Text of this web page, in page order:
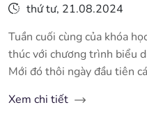
thứ tư, 21.08.2024
Tuần cuối cùng của khóa
thúc với chương trình biểu
Mới đó thôi ngày đầu tiên
Xem chi tiết